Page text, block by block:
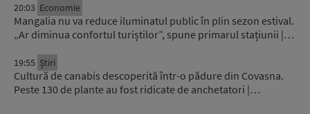
20:03 Economie
Mangalia nu va reduce iluminatul public în plin sezon estival.
„Ar diminua confortul turiștilor”, spune primarul stațiunii |…
19:55 Știri
Cultură de canabis descoperită într-o pădure din Covasna.
Peste 130 de plante au fost ridicate de anchetatori |…